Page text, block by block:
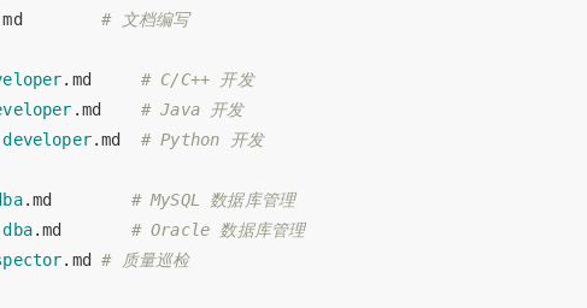
# 文档编写
.md # C/C++ 开发
.md # Java 开发
.md # Python 开发
.md # MySQL 数据库管理
.md # Oracle 数据库管理
.md # 质量巡检